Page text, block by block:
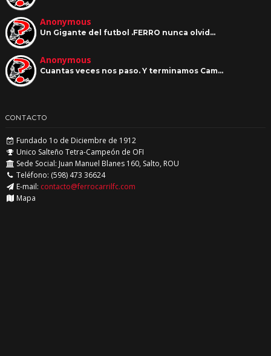
Anonymous
Un Gigante del futbol .FERRO nunca olvid…
Anonymous
Cuantas veces nos paso. Y terminamos Cam…
CONTACTO
Fundado 1o de Diciembre de 1912
Unico Salteño Tetra-Campeón de OFI
Sede Social: Juan Manuel Blanes 160, Salto, ROU
Teléfono: (598) 473 36624
E-mail: contacto@ferrocarrilfc.com
Mapa